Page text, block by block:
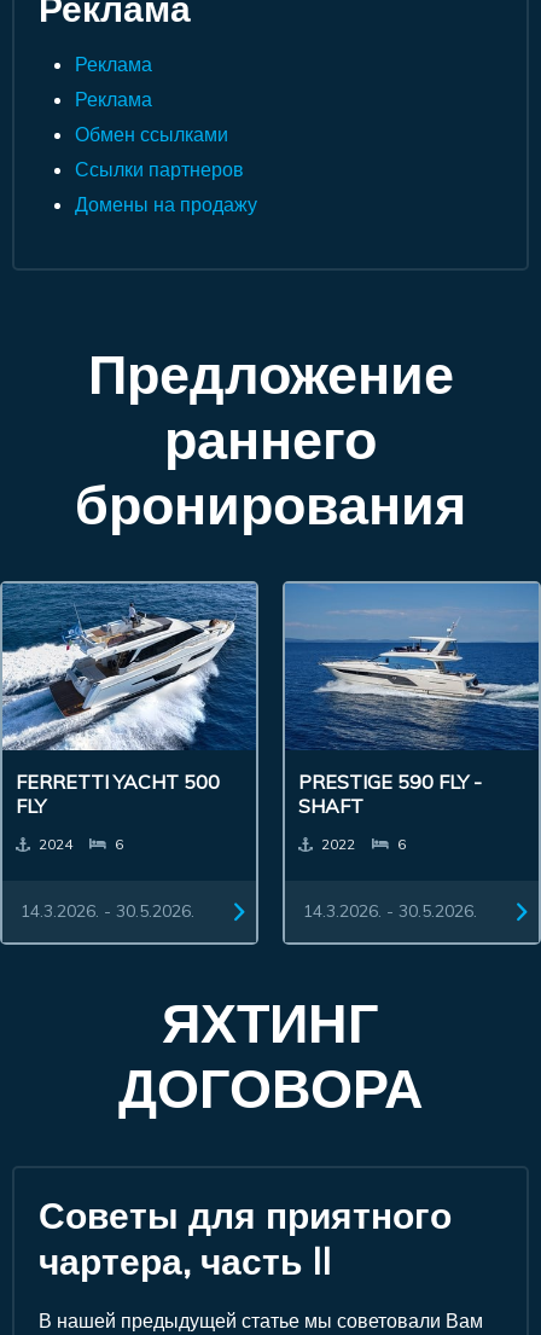
Реклама
Реклама
Обмен ссылками
Ссылки партнеров
Домены на продажу
Предложение
раннего
бронирования
FERRETTI YACHT 500
FLY
2024 6
14.3.2026. - 30.5.2026.
PRESTIGE 590 FLY -
SHAFT
2022 6
14.3.2026. - 30.5.2026.
ЯХТИНГ
ДОГОВОРА
Советы для приятного
чартера, часть II
В нашей предыдущей статье мы советовали Вам